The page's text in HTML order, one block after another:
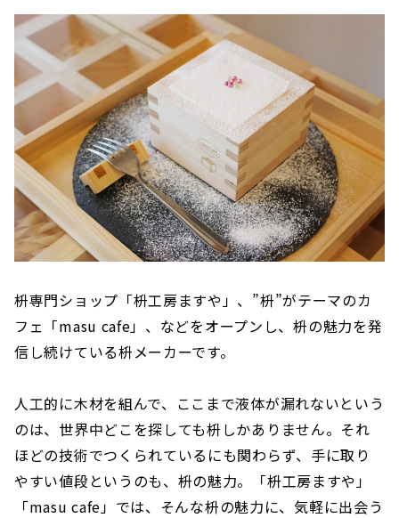
枡専門ショップ「枡工房ますや」、”枡”がテーマのカ
フェ「masu cafe」、などをオープンし、枡の魅力を発
信し続けている枡メーカーです。
人工的に木材を組んで、ここまで液体が漏れないという
のは、世界中どこを探しても枡しかありません。それ
ほどの技術でつくられているにも関わらず、手に取り
やすい値段というのも、枡の魅力。「枡工房ますや」
「masu cafe」では、そんな枡の魅力に、気軽に出会う